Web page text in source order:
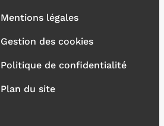
Mentions légales
Gestion des cookies
Politique de confidentialité
Plan du site